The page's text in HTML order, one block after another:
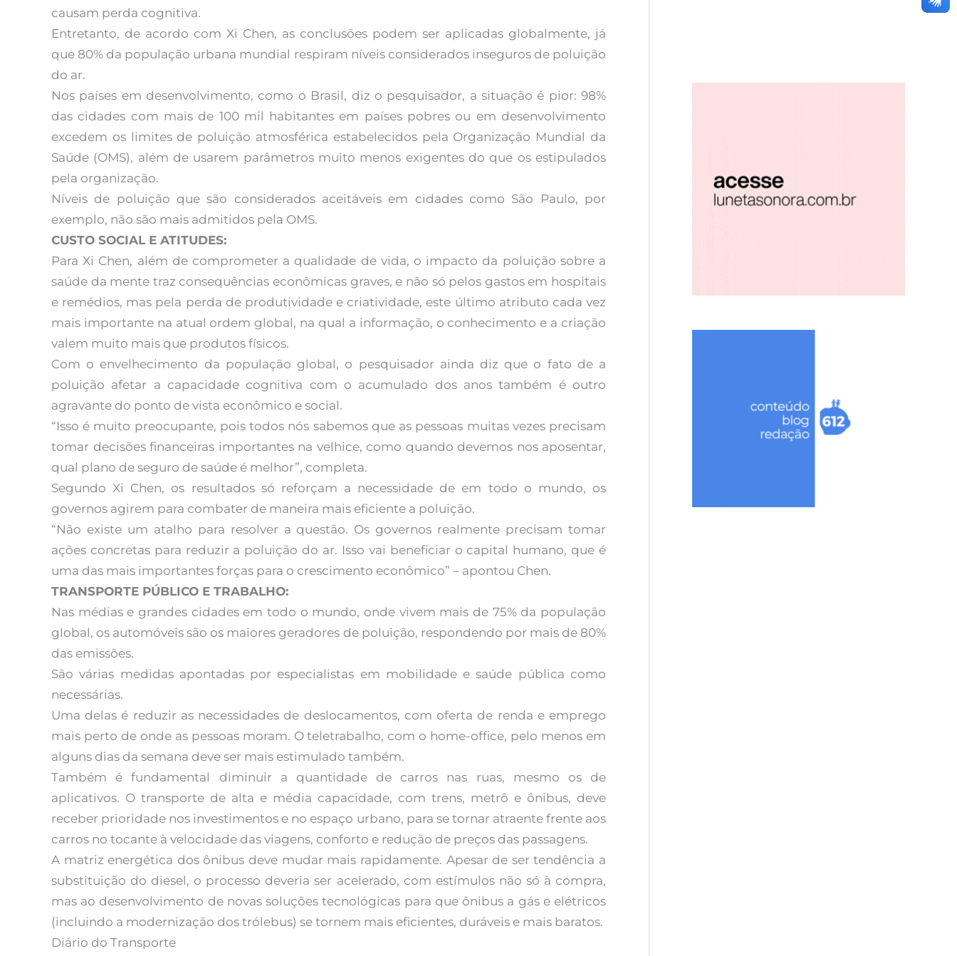
causam perda cognitiva.
Entretanto, de acordo com Xi Chen, as conclusões podem ser aplicadas globalmente, já
que 80% da população urbana mundial respiram níveis considerados inseguros de poluição
do ar.
Nos países em desenvolvimento, como o Brasil, diz o pesquisador, a situação é pior: 98%
das cidades com mais de 100 mil habitantes em países pobres ou em desenvolvimento
excedem os limites de poluição atmosférica estabelecidos pela Organização Mundial da
Saúde (OMS), além de usarem parâmetros muito menos exigentes do que os estipulados
pela organização.
Níveis de poluição que são considerados aceitáveis em cidades como São Paulo, por
exemplo, não são mais admitidos pela OMS.
CUSTO SOCIAL E ATITUDES:
Para Xi Chen, além de comprometer a qualidade de vida, o impacto da poluição sobre a
saúde da mente traz consequências econômicas graves, e não só pelos gastos em hospitais
e remédios, mas pela perda de produtividade e criatividade, este último atributo cada vez
mais importante na atual ordem global, na qual a informação, o conhecimento e a criação
valem muito mais que produtos físicos.
Com o envelhecimento da população global, o pesquisador ainda diz que o fato de a
poluição afetar a capacidade cognitiva com o acumulado dos anos também é outro
agravante do ponto de vista econômico e social.
“Isso é muito preocupante, pois todos nós sabemos que as pessoas muitas vezes precisam
tomar decisões financeiras importantes na velhice, como quando devemos nos aposentar,
qual plano de seguro de saúde é melhor”, completa.
Segundo Xi Chen, os resultados só reforçam a necessidade de em todo o mundo, os
governos agirem para combater de maneira mais eficiente a poluição.
“Não existe um atalho para resolver a questão. Os governos realmente precisam tomar
ações concretas para reduzir a poluição do ar. Isso vai beneficiar o capital humano, que é
uma das mais importantes forças para o crescimento econômico” – apontou Chen.
TRANSPORTE PÚBLICO E TRABALHO:
Nas médias e grandes cidades em todo o mundo, onde vivem mais de 75% da população
global, os automóveis são os maiores geradores de poluição, respondendo por mais de 80%
das emissões.
São várias medidas apontadas por especialistas em mobilidade e saúde pública como
necessárias.
Uma delas é reduzir as necessidades de deslocamentos, com oferta de renda e emprego
mais perto de onde as pessoas moram. O teletrabalho, com o home-office, pelo menos em
alguns dias da semana deve ser mais estimulado também.
Também é fundamental diminuir a quantidade de carros nas ruas, mesmo os de
aplicativos. O transporte de alta e média capacidade, com trens, metrô e ônibus, deve
receber prioridade nos investimentos e no espaço urbano, para se tornar atraente frente aos
carros no tocante à velocidade das viagens, conforto e redução de preços das passagens.
A matriz energética dos ônibus deve mudar mais rapidamente. Apesar de ser tendência a
substituição do diesel, o processo deveria ser acelerado, com estímulos não só à compra,
mas ao desenvolvimento de novas soluções tecnológicas para que ônibus a gás e elétricos
(incluindo a modernização dos trólebus) se tornem mais eficientes, duráveis e mais baratos.
Diário do Transporte